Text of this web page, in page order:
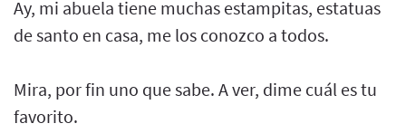
Ay, mi abuela tiene muchas estampitas, estatuas
de santo en casa, me los conozco a todos.
Mira, por fin uno que sabe. A ver, dime cuál es tu
favorito.